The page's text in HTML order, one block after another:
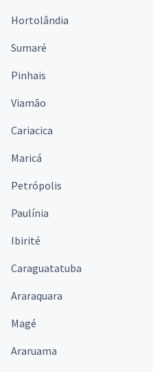
Hortolândia
Sumaré
Pinhais
Viamão
Cariacica
Maricá
Petrópolis
Paulínia
Ibirité
Caraguatatuba
Araraquara
Magé
Araruama